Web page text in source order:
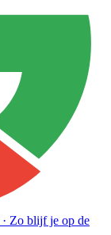
· Zo blijf je op de